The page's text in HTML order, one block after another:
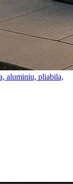
aluminiu, pliabila,